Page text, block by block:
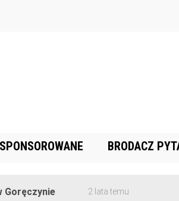
SPONSOROWANE BRODACZ
2 lata temu